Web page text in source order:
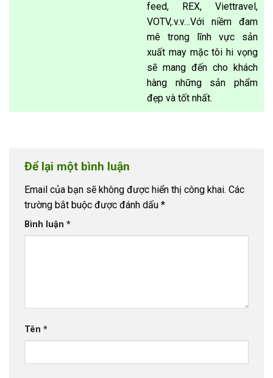
feed, REX, Viettravel,
VOTV,.v.v…Với niềm đam
mê trong lĩnh vực sản
xuất may mặc tôi hi vọng
sẽ mang đến cho khách
hàng những sản phẩm
đẹp và tốt nhất.
Để lại một bình luận
Email của bạn sẽ không được hiển thị công khai. Các
trường bắt buộc được đánh dấu *
Bình luận *
Tên *